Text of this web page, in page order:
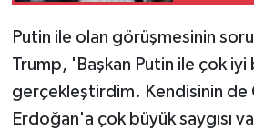
Putin ile olan görüşmesinin
Trump, 'Başkan Putin ile çok
gerçekleştirdim. Kendisinin de
Erdoğan'a çok büyük saygısı